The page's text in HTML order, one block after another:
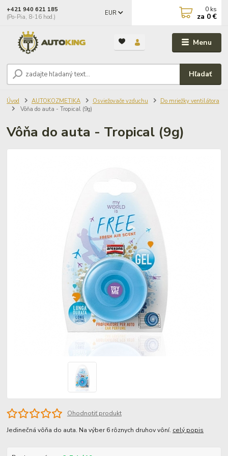
Menu
EUR
Hľadať
+421 940 621 185
(Po-Pia, 8-16 hod.)
0 ks
za 0 €
Úvod AUTOKOZMETIKA Osviežovače vzduchu
Do mriežky ventilátora
Vôňa do auta - Tropical (9g)
Vôňa do auta - Tropical (9g)
Ohodnotiť produkt
Jedinečná vôňa do auta. Na výber 6 rôznych druhov vôní. celý popis